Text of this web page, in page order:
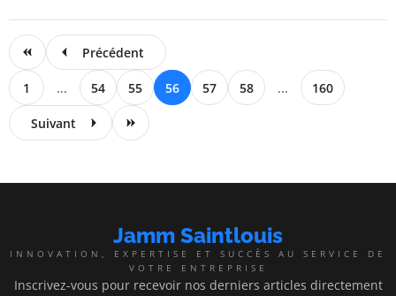
Précédent
1 ... 54 55 56 57 58 ... 160
Suivant
Jamm Saintlouis
INNOVATION, EXPERTISE ET SUCCÈS AU SERVICE DE
VOTRE ENTREPRISE
Inscrivez-vous pour recevoir nos derniers articles directement